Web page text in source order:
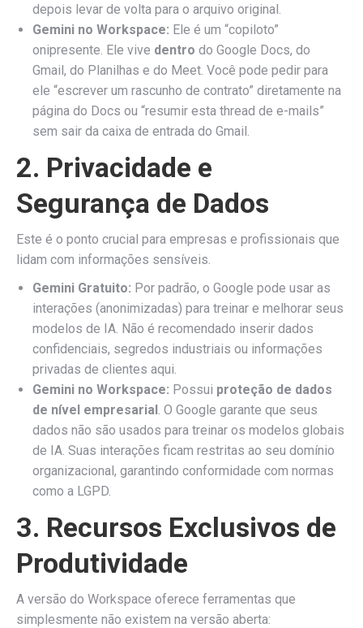
depois levar de volta para o arquivo original.
Gemini no Workspace: Ele é um “copiloto”
onipresente. Ele vive dentro do Google Docs, do
Gmail, do Planilhas e do Meet. Você pode pedir para
ele “escrever um rascunho de contrato” diretamente na
página do Docs ou “resumir esta thread de e-mails”
sem sair da caixa de entrada do Gmail.
2. Privacidade e
Segurança de Dados
Este é o ponto crucial para empresas e profissionais que
lidam com informações sensíveis.
Gemini Gratuito: Por padrão, o Google pode usar as
interações (anonimizadas) para treinar e melhorar seus
modelos de IA. Não é recomendado inserir dados
confidenciais, segredos industriais ou informações
privadas de clientes aqui.
Gemini no Workspace: Possui proteção de dados
de nível empresarial. O Google garante que seus
dados não são usados para treinar os modelos globais
de IA. Suas interações ficam restritas ao seu domínio
organizacional, garantindo conformidade com normas
como a LGPD.
3. Recursos Exclusivos de
Produtividade
A versão do Workspace oferece ferramentas que
simplesmente não existem na versão aberta: